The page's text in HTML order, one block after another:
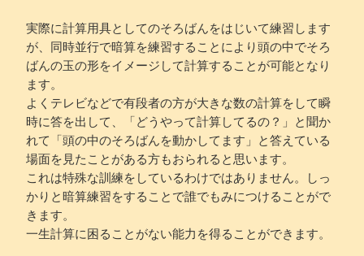
実際に計算用具としてのそろばんをはじいて練習します
が、同時並行で暗算を練習することにより頭の中でそろ
ばんの玉の形をイメージして計算することが可能となり
ます。
よくテレビなどで有段者の方が大きな数の計算をして瞬
時に答を出して、「どうやって計算してるの？」と聞か
れて「頭の中のそろばんを動かしてます」と答えている
場面を見たことがある方もおられると思います。
これは特殊な訓練をしているわけではありません。しっ
かりと暗算練習をすることで誰でもみにつけることがで
きます。
一生計算に困ることがない能力を得ることができます。